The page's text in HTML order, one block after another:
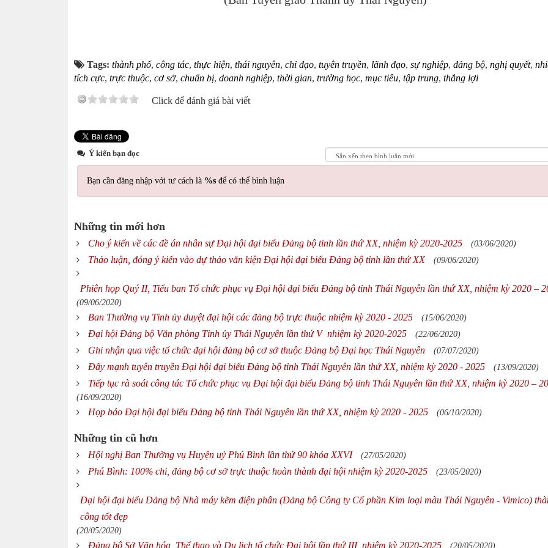
Tags: thành phố, công tác, thực hiện, thái nguyên, chỉ đạo, tuyên truyền, lãnh đạo, sự nghiệp, đảng bộ, nghị quyết,
tích cực, trực thuộc, cơ sở, chuẩn bị, doanh nghiệp, thời gian, trường học, mục tiêu, tập trung, thắng lợi
Click để đánh giá bài viết
Ý kiến bạn đọc
Bạn cần đăng nhập với tư cách là %s để có thể bình luận
Những tin mới hơn
Cho ý kiến về các đề án nhân sự Đại hội đại biểu Đảng bộ tỉnh lần thứ XX, nhiệm kỳ 2020-2025 (03/06/2020)
Thảo luận, đóng ý kiến vào dự thảo văn kiện Đại hội đại biểu Đảng bộ tỉnh lần thứ XX (09/06/2020)
Phiên họp Quý II, Tiểu ban Tổ chức phục vụ Đại hội đại biểu Đảng bộ tỉnh Thái Nguyên lần thứ XX, nhiệm kỳ 2020 –
(09/06/2020)
Ban Thường vụ Tỉnh ủy duyệt đại hội các đảng bộ trực thuộc nhiệm kỳ 2020 - 2025 (15/06/2020)
Đại hội Đảng bộ Văn phòng Tỉnh ủy Thái Nguyên lần thứ V nhiệm kỳ 2020-2025 (22/06/2020)
Ghi nhận qua việc tổ chức đại hội đảng bộ cơ sở thuộc Đảng bộ Đại học Thái Nguyên (07/07/2020)
Đẩy mạnh tuyên truyền Đại hội đại biểu Đảng bộ tỉnh Thái Nguyên lần thứ XX, nhiệm kỳ 2020 - 2025 (13/09/2020)
Tiếp tục rà soát công tác Tổ chức phục vụ Đại hội đại biểu Đảng bộ tỉnh Thái Nguyên lần thứ XX, nhiệm kỳ 2020 –
(16/09/2020)
Họp báo Đại hội đại biểu Đảng bộ tỉnh Thái Nguyên lần thứ XX, nhiệm kỳ 2020 - 2025 (06/10/2020)
Những tin cũ hơn
Hội nghị Ban Thường vụ Huyện uỷ Phú Bình lần thứ 90 khóa XXVI (27/05/2020)
Phú Bình: 100% chi, đảng bộ cơ sở trực thuộc hoàn thành đại hội nhiệm kỳ 2020-2025 (23/05/2020)
Đại hội đại biểu Đảng bộ Nhà máy kẽm điện phân (Đảng bộ Công ty Cổ phần Kim loại màu Thái Nguyên - Vimico)
công tốt đẹp
(20/05/2020)
Đảng bộ Sở Văn hóa, Thể thao và Du lịch tổ chức Đại hội lần thứ III, nhiệm kỳ 2020-2025 (20/05/2020)